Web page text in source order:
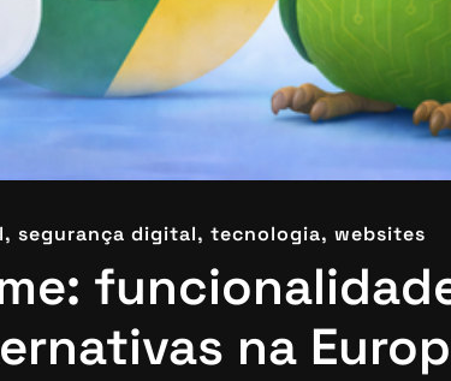
segurança digital, tecnologia, websites
na